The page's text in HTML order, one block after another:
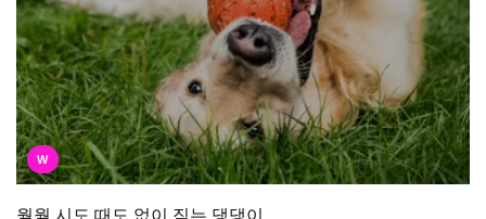
W
월월 시도 때도 없이 짖는 댕댕이